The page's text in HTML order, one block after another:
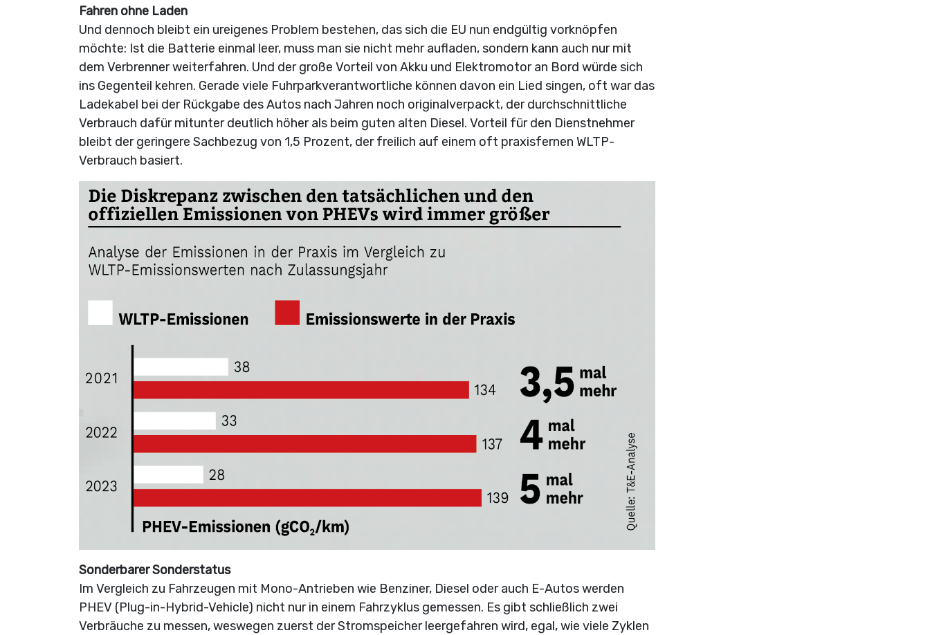
Fahren ohne Laden
Und dennoch bleibt ein ureigenes Problem bestehen, das sich die EU nun endgültig vorknöpfen
möchte: Ist die Batterie einmal leer, muss man sie nicht mehr aufladen, sondern kann auch nur mit
dem Verbrenner weiterfahren. Und der große Vorteil von Akku und Elektromotor an Bord würde sich
ins Gegenteil kehren. Gerade viele Fuhrparkverantwortliche können davon ein Lied singen, oft war das
Ladekabel bei der Rückgabe des Autos nach Jahren noch originalverpackt, der durchschnittliche
Verbrauch dafür mitunter deutlich höher als beim guten alten Diesel. Vorteil für den Dienstnehmer
bleibt der geringere Sachbezug von 1,5 Prozent, der freilich auf einem oft praxisfernen WLTP-
Verbrauch basiert.
Sonderbarer Sonderstatus
Im Vergleich zu Fahrzeugen mit Mono-Antrieben wie Benziner, Diesel oder auch E-Autos werden
PHEV (Plug-in-Hybrid-Vehicle) nicht nur in einem Fahrzyklus gemessen. Es gibt schließlich zwei
Verbräuche zu messen, weswegen zuerst der Stromspeicher leergefahren wird, egal, wie viele Zyklen